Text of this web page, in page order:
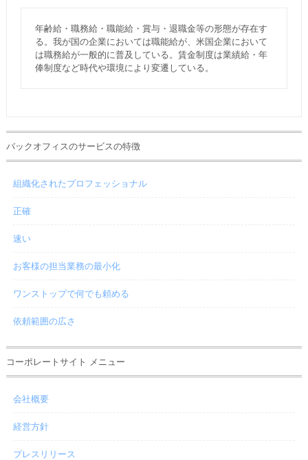
年齢給・職務給・職能給・賞与・退職金等の形態が存在す
る。我が国の企業においては職能給が、米国企業において
は職務給が一般的に普及している。賃金制度は業績給・年
俸制度など時代や環境により変遷している。
バックオフィスのサービスの特徴
組織化されたプロフェッショナル
正確
速い
お客様の担当業務の最小化
ワンストップで何でも頼める
依頼範囲の広さ
コーポレートサイト メニュー
会社概要
経営方針
プレスリリース